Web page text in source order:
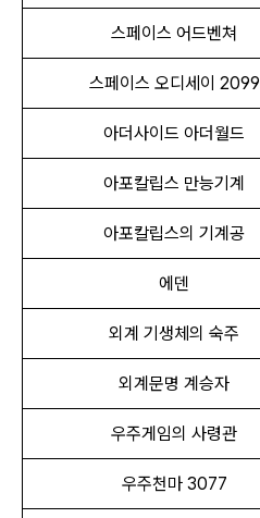
스페이스 어드벤쳐
스페이스 오디세이 2099
아더사이드 아더월드
아포칼립스 만능기계
아포칼립스의 기계공
에덴
외계 기생체의 숙주
외계문명 계승자
우주게임의 사령관
우주천마 3077